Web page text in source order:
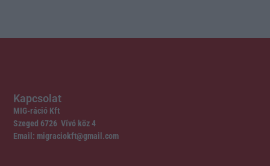
Kapcsolat
MIG-ráció Kft
Szeged 6726 Vívó köz 4
Email: migraciokft@gmail.com